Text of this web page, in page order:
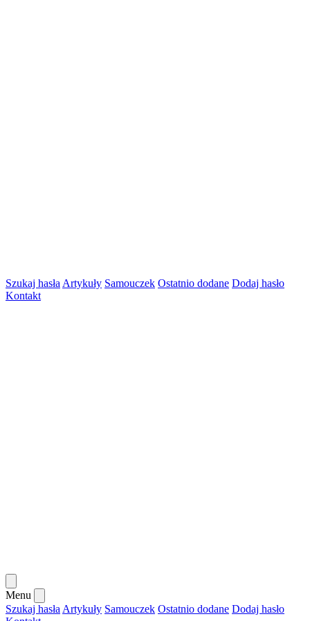
Szukaj hasła Artykuły Samouczek Ostatnio dodane Dodaj hasło
Kontakt
Menu
Szukaj hasła Artykuły Samouczek Ostatnio dodane Dodaj hasło